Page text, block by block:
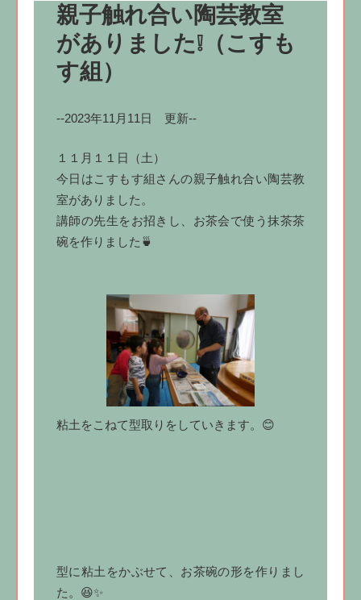
親子触れ合い陶芸教室
がありました❕（こすも
す組）
--2023年11月11日 更新--
１１月１１日（土）
今日はこすもす組さんの親子触れ合い陶芸教
室がありました。
講師の先生をお招きし、お茶会で使う抹茶茶
碗を作りました🍵
粘土をこねて型取りをしていきます。😊
型に粘土をかぶせて、お茶碗の形を作りまし
た。😆✨